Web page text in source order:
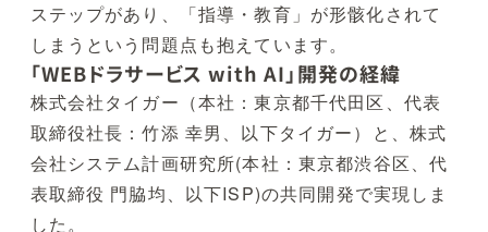
ステップがあり、「指導・教育」が形骸化されて
しまうという問題点も抱えています。
「WEBドラサービス with AI」開発の経緯
株式会社タイガー（本社：東京都千代田区、代表
取締役社長：竹添 幸男、以下タイガー）と、株式
会社システム計画研究所(本社：東京都渋谷区、代
表取締役 門脇均、以下ISP)の共同開発で実現しま
した。